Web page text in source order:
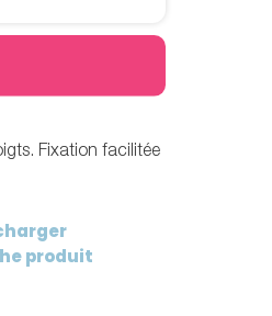
Fixation facilitée
produit